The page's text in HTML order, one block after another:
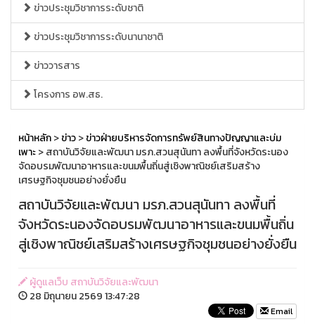
ข่าวประชุมวิชาการระดับชาติ
ข่าวประชุมวิชาการระดับนานาชาติ
ข่าววารสาร
โครงการ อพ.สธ.
หน้าหลัก>ข่าว>ข่าวฝ่ายบริหารจัดการทรัพย์สินทางปัญญาและบ่ม
เพาะ> สถาบันวิจัยและพัฒนา มรภ.สวนสุนันทา ลงพื้นที่จังหวัดระนอง
จัดอบรมพัฒนาอาหารและขนมพื้นถิ่นสู่เชิงพาณิชย์เสริมสร้าง
เศรษฐกิจชุมชนอย่างยั่งยืน
สถาบันวิจัยและพัฒนา มรภ.สวนสุนันทา ลงพื้นที่
จังหวัดระนองจัดอบรมพัฒนาอาหารและขนมพื้นถิ่น
สู่เชิงพาณิชย์เสริมสร้างเศรษฐกิจชุมชนอย่างยั่งยืน
ผู้ดูแลเว็บ สถาบันวิจัยและพัฒนา
28 มิถุนายน 2569 13:47:28
Email